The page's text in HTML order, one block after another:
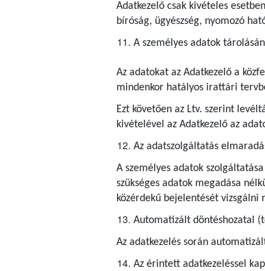
Adatkezelő csak kivételes
bíróság, ügyészség, nyomozó
A személyes adatok
Az adatokat az Adatkezelő a
mindenkor hatályos irattári
Ezt követően az Ltv. szerint
kivételével az Adatkezelő az
Az adatszolgáltatás
A személyes adatok
szükséges adatok megadása
közérdekű bejelentését vizsgálni
Automatizált döntéshozatal
Az adatkezelés során
Az érintett adatkezeléssel